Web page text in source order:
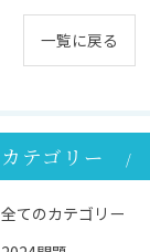
一覧に戻る
カテゴリー
全てのカテゴリー